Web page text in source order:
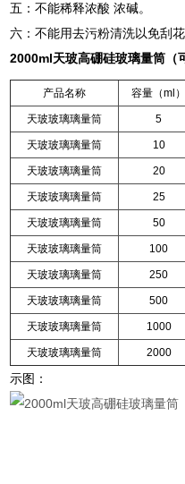
五：不能稀释浓酸 浓碱。
六：不能用去污粉清洗以免刮花
2000ml天玻高硼硅玻璃量筒（
产品名称 容量（ml ）
天玻玻璃璃量筒 5
天玻玻璃璃量筒 10
天玻玻璃璃量筒 20
天玻玻璃璃量筒 25
天玻玻璃璃量筒 50
天玻玻璃璃量筒 100
天玻玻璃璃量筒 250
天玻玻璃璃量筒 500
天玻玻璃璃量筒 1000
天玻玻璃璃量筒 2000
示图：